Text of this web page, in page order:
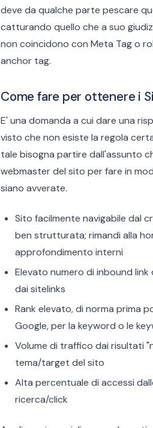
deve da qualche parte pescare
catturando quello che a suo
non coincidono con Meta Tag o
anchor tag.
Come fare per ottenere i
E' una domanda a cui dare una
visto che non esiste la regola
tale bisogna partire dall'assunto
webmaster del sito per fare in
siano avverate.
Sito facilmente navigabile dal
ben strutturata; rimandi alla
approfondimento interni
Elevato numero di inbound
dai sitelinks
Rank elevato, di norma prima
Google, per la keyword o le
Volume di traffico dai risultati
tema/target del sito
Alta percentuale di accessi
ricerca/click